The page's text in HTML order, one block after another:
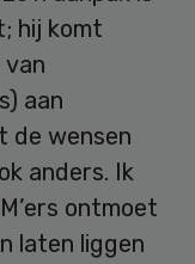
hij komt
aan
de wensen
anders. Ik
ontmoet
laten liggen